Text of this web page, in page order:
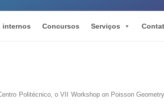
internos Concursos Serviços
Politécnico, o VII Workshop on Poisson